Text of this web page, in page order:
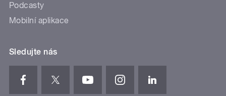
Podcasty
Mobilní aplikace
Sledujte nás